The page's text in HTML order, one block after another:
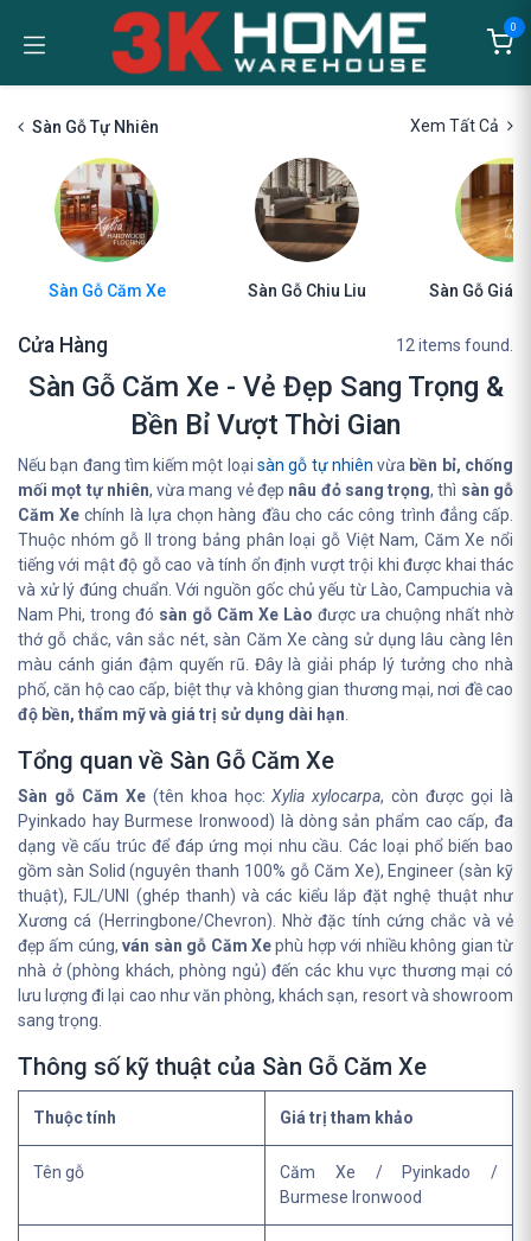
Bỏ qua để đến Nội dung
0
Sàn Gỗ Tự Nhiên Xem Tất Cả
Sàn Gỗ Căm Xe Sàn Gỗ Chiu Liu Sàn Gỗ Giá
Cửa Hàng 12 items found.
Sàn Gỗ Căm Xe - Vẻ Đẹp Sang Trọng &
Bền Bỉ Vượt Thời Gian
Nếu bạn đang tìm kiếm một loại sàn gỗ tự nhiên vừa bền bỉ, chống
mối mọt tự nhiên, vừa mang vẻ đẹp nâu đỏ sang trọng, thì sàn gỗ
Căm Xe chính là lựa chọn hàng đầu cho các công trình đẳng cấp.
Thuộc nhóm gỗ II trong bảng phân loại gỗ Việt Nam, Căm Xe nổi
tiếng với mật độ gỗ cao và tính ổn định vượt trội khi được khai thác
và xử lý đúng chuẩn. Với nguồn gốc chủ yếu từ Lào, Campuchia và
Nam Phi, trong đó sàn gỗ Căm Xe Lào được ưa chuộng nhất nhờ
thớ gỗ chắc, vân sắc nét, sàn Căm Xe càng sử dụng lâu càng lên
màu cánh gián đậm quyến rũ. Đây là giải pháp lý tưởng cho nhà
phố, căn hộ cao cấp, biệt thự và không gian thương mại, nơi đề cao
độ bền, thẩm mỹ và giá trị sử dụng dài hạn
Tổng quan về Sàn Gỗ Căm Xe
Sàn gỗ Căm Xe(tên khoa học:Xylia xylocarpa, còn được gọi là
Pyinkado hay Burmese Ironwood) là dòng sản phẩm cao cấp, đa
dạng về cấu trúc để đáp ứng mọi nhu cầu. Các loại phổ biến bao
gồm sàn Solid (nguyên thanh 100% gỗ Căm Xe), Engineer (sàn kỹ
thuật), FJL/UNI (ghép thanh) và các kiểu lắp đặt nghệ thuật như
Xương cá (Herringbone/Chevron). Nhờ đặc tính cứng chắc và vẻ
đẹp ấm cúng,ván sàn gỗ Căm Xephù hợp với nhiều không gian từ
nhà ở (phòng khách, phòng ngủ) đến các khu vực thương mại có
lưu lượng đi lại cao như văn phòng, khách sạn, resort và showroom
sang trọng.
Thông số kỹ thuật của Sàn Gỗ Căm Xe
Thuộc tính Giá trị tham khảo
Tên gỗ
Căm Xe / Pyinkado /
Burmese Ironwood